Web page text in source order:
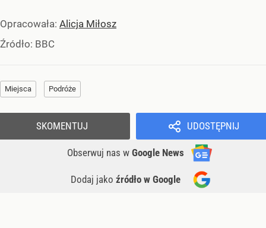
Opracowała: Alicja Miłosz
Źródło: BBC
Miejsca Podróże
UDOSTĘPNIJ
Obserwuj nas w Google News
Dodaj jako źródło w Google
SKOMENTUJ